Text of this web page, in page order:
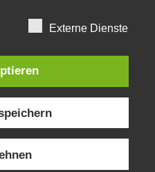
Externe Dienste